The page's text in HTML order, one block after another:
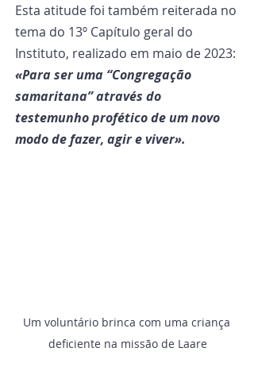
Esta atitude foi também reiterada no
tema do 13º Capítulo geral do
Instituto, realizado em maio de 2023:
«Para ser uma “Congregação
samaritana” através do
testemunho profético de um novo
modo de fazer, agir e viver».
Um voluntário brinca com uma criança
deficiente na missão de Laare